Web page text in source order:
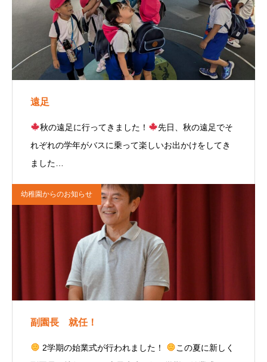
遠足
秋の遠足に行ってきました！
先日、秋の遠足でそ
れぞれの学年がバスに乗って楽しいお出かけをしてき
ました…
幼稚園からのお知らせ
副園長 就任！
2学期の始業式が行われました！
この夏に新しく